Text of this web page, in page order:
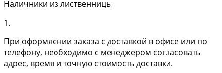
Наличники из лиственницы
1.
При оформлении заказа с доставкой в офисе или по
телефону, необходимо с менеджером согласовать
адрес, время и точную стоимость доставки.